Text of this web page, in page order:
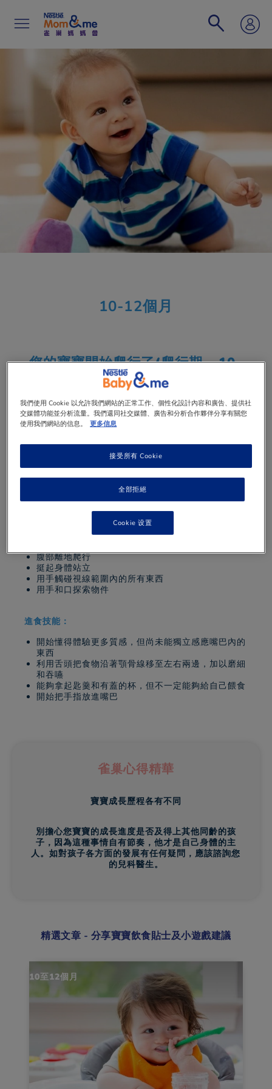
容
10-12個月
您的寶寶開始爬行了(爬行期 – 10-
12個月)
在爬行階段的寶寶，他們的氣力和精力必定會令您大感
驚喜！您的寶寶開始喜愛走動 —— 從臥地滾動到俯身
爬行，以至提起小腹撐起自己身體。您亦會留意到他的
性現在也開始浮現了。他會喜愛親近您和他認識的人，
對陌生人則表現害羞。您又得準備迎接聽到「媽媽」、
「爹爹」和其他簡單詞語時的喜悅。
爬行技能
腹部離地爬行
挺起身體站立
用手觸碰視線範圍內的所有東西
用手和口探索物件
進食技能：
開始懂得體驗更多質感，但尚未能獨立感應嘴巴內的
東西
利用舌頭把食物沿著顎骨線移至左右兩邊，加以磨細
和吞嚥
能夠拿起匙羹和有蓋的杯，但不一定能夠給自己餵食
開始把手指放進嘴巴
雀巢心得精華
寶寶成長歷程各有不同
別擔心您寶寶的成長進度是否及得上其他同齡的孩
子，因為這種事情自有節奏，他才是自己身體的主
人。如對孩子各方面的發展有任何疑問，應該諮詢您
的兒科醫生。
精選文章 - 分享寶寶飲食貼士及小遊戲建議
10至12個月
我們使用 Cookie 以允許我們網站的正常工作、個性化設計內容和廣告、提供社
交媒體功能並分析流量。我們還同社交媒體、廣告和分析合作夥伴分享有關您
使用我們網站的信息。
更多信息
全部拒絕
接受所有 Cookie
Cookie 设置